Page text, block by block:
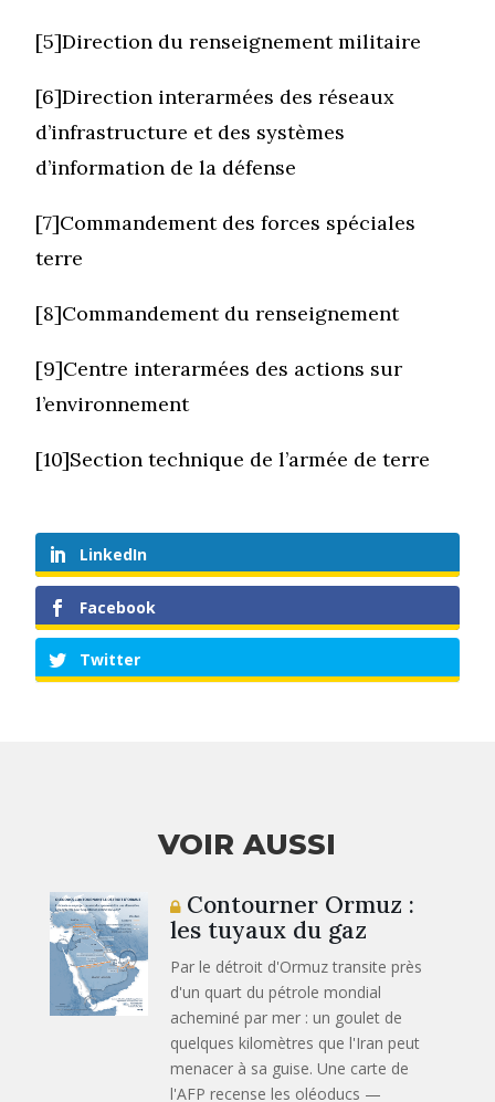
[5]Direction du renseignement militaire
[6]Direction interarmées des réseaux
d’infrastructure et des systèmes
d’information de la défense
[7]Commandement des forces spéciales
terre
[8]Commandement du renseignement
[9]Centre interarmées des actions sur
l’environnement
[10]Section technique de l’armée de terre
LinkedIn
Facebook
Twitter
VOIR AUSSI
Contourner Ormuz :
les tuyaux du gaz
Par le détroit d'Ormuz transite près
d'un quart du pétrole mondial
acheminé par mer : un goulet de
quelques kilomètres que l'Iran peut
menacer à sa guise. Une carte de
l'AFP recense les oléoducs —